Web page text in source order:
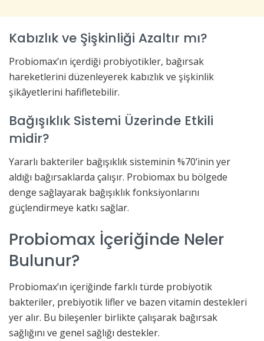
Kabızlık ve Şişkinliği Azaltır mı?
Probiomax’ın içerdiği probiyotikler, bağırsak
hareketlerini düzenleyerek kabızlık ve şişkinlik
şikâyetlerini hafifletebilir.
Bağışıklık Sistemi Üzerinde Etkili
midir?
Yararlı bakteriler bağışıklık sisteminin %70’inin yer
aldığı bağırsaklarda çalışır. Probiomax bu bölgede
denge sağlayarak bağışıklık fonksiyonlarını
güçlendirmeye katkı sağlar.
Probiomax İçeriğinde Neler
Bulunur?
Probiomax’ın içeriğinde farklı türde probiyotik
bakteriler, prebiyotik lifler ve bazen vitamin destekleri
yer alır. Bu bileşenler birlikte çalışarak bağırsak
sağlığını ve genel sağlığı destekler.